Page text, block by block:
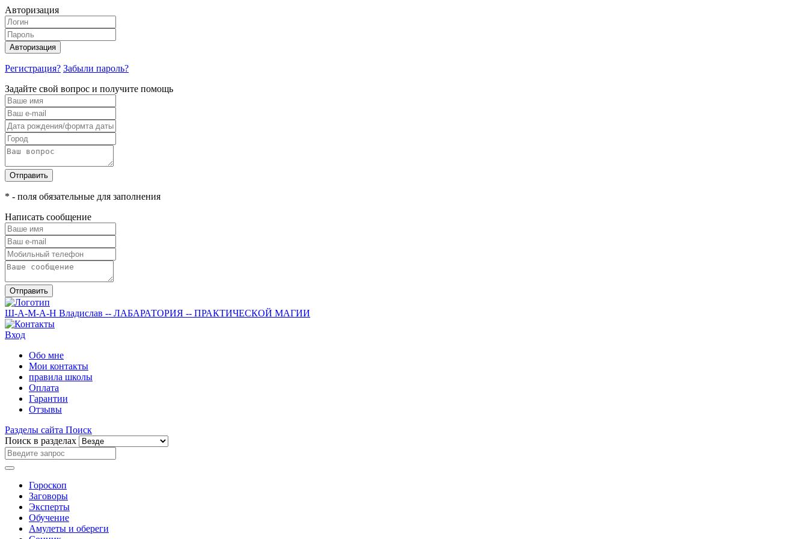
Авторизация
Авторизация
Регистрация? Забыли пароль?
Задайте свой вопрос и получите помощь
Отправить
* - поля обязательные для заполнения
Написать сообщение
Отправить
Ш-А-М-А-Н Владислав -- ЛАБАРАТОРИЯ -- ПРАКТИЧЕСКОЙ МАГИИ
Вход
Обо мне
Мои контакты
правила школы
Оплата
Гарантии
Отзывы
Разделы сайта Поиск
Поиск в разделах
Гороскоп
Заговоры
Эксперты
Обучение
Амулеты и обереги